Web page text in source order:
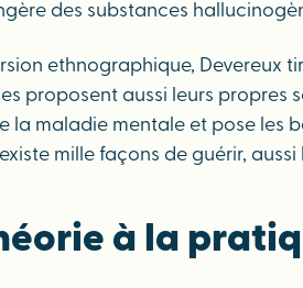
des substances
ethnographique, Devereux
proposent aussi leurs
la maladie mentale et pose les
mille façons de guérir,
à la